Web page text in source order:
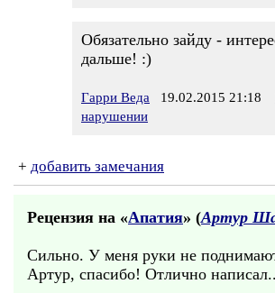
Обязательно зайду -
дальше! :)
Гарри Веда 19.02.2015 21:18
нарушении
+ добавить замечания
Рецензия на «Апатия» (Артур
Сильно. У меня руки не
Артур, спасибо! Отлично